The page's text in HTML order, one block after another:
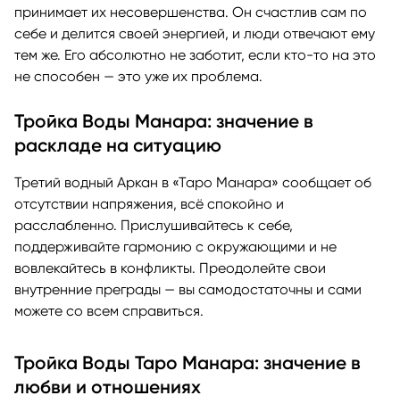
принимает их несовершенства. Он счастлив сам по
себе и делится своей энергией, и люди отвечают ему
тем же. Его абсолютно не заботит, если кто-то на это
не способен — это уже их проблема.
Тройка Воды Манара: значение в
раскладе на ситуацию
Третий водный Аркан в «Таро Манара» сообщает об
отсутствии напряжения, всё спокойно и
расслабленно. Прислушивайтесь к себе,
поддерживайте гармонию с окружающими и не
вовлекайтесь в конфликты. Преодолейте свои
внутренние преграды — вы самодостаточны и сами
можете со всем справиться.
Тройка Воды Таро Манара: значение в
любви и отношениях